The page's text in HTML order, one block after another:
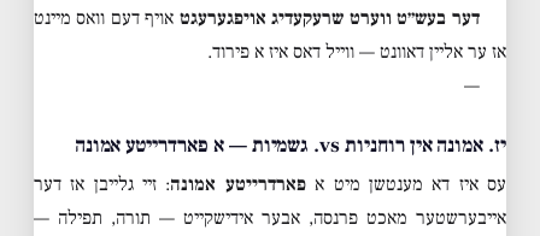
דער בעש״ט ווערט שרעקעדיג אויפגערעגט אויף דעם וואס מיינט
אז ער אליין דאוונט — ווייל דאס איז א פירוד.
—
יז. אמונה אין רוחניות vs. גשמיות — א פארדרייטע אמונה
עס איז דא מענטשן מיט אפארדרייטע אמונה: זיי גלייבן אז דער
אייבערשטער מאכט פרנסה, אבער אידישקייט — תורה, תפילה —